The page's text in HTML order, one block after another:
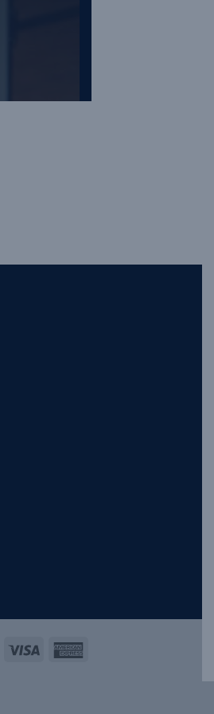
MasterCardVisa